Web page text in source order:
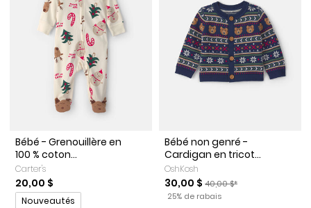
Bébé - Grenouillère en
100 % coton...
Carter's
20,00 $
Promotions
Nouveautés
Bébé non genré -
Cardigan en tricot...
OshKosh
Prix de solde
30,00 $ Prix ​​de détail suggéré par
40,00 $*
Pourcentage de rabais
25% de rabais